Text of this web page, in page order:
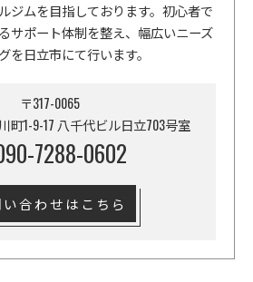
ジムを目指しております。初心者で
サポート体制を整え、幅広いニーズ
を日立市にて行います。
〒317-0065
町1-9-17 八千代ビル日立703号室
7288-0602
い合わせはこちら